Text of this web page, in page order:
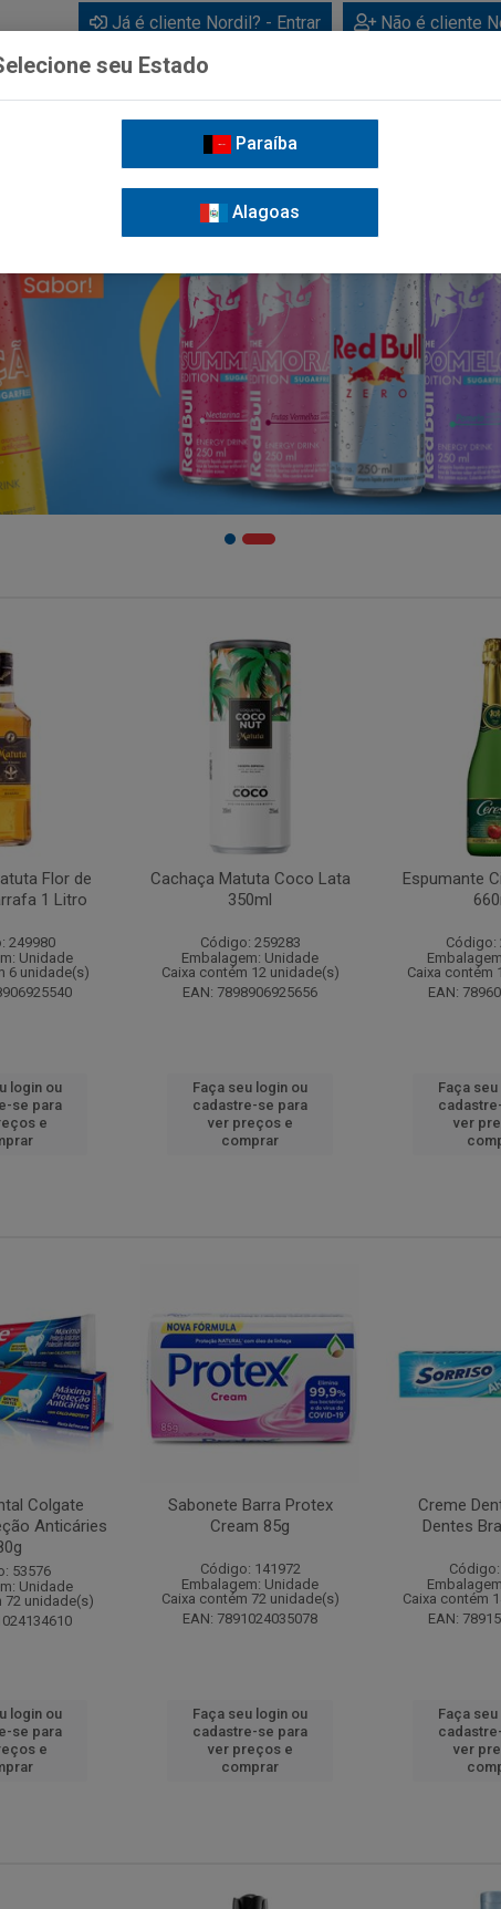
Já é cliente Nordil? - Entrar Não é cliente
Flor de
1 Litro
249980
Unidade
6 unidade(s)
login ou
se para
e
Cachaça Matuta Coco Lata
350ml
Código: 259283
Embalagem: Unidade
Caixa contém 12 unidade(s)
EAN: 7898906925656
Faça seu login ou
cadastre-se para
ver preços e
comprar
Espumante
Código:
Caixa contém
EAN:
Faça
ver
Colgate
Anticáries
53576
Unidade
72 unidade(s)
login ou
se para
e
Sabonete Barra Protex
Cream 85g
Código: 141972
Embalagem: Unidade
Caixa contém 72 unidade(s)
EAN: 7891024035078
Faça seu login ou
cadastre-se para
ver preços e
comprar
Creme
Dentes
Caixa contém
EAN:
Faça
ver
seu Estado
Paraíba
Alagoas